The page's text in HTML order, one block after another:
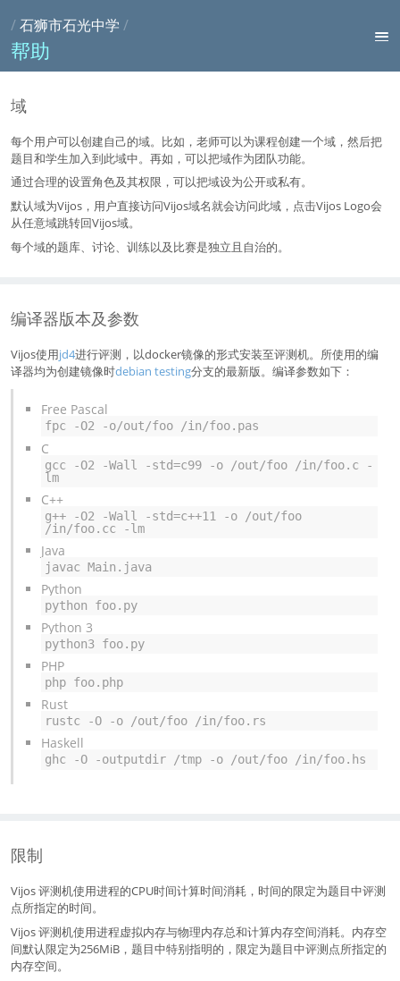
/石狮市石光中学 /
帮助
域
每个用户可以创建自己的域。比如，老师可以为课程创建一个域，然后把
题目和学生加入到此域中。再如，可以把域作为团队功能。
通过合理的设置角色及其权限，可以把域设为公开或私有。
默认域为Vijos，用户直接访问Vijos域名就会访问此域，点击Vijos Logo会
从任意域跳转回Vijos域。
每个域的题库、讨论、训练以及比赛是独立且自治的。
编译器版本及参数
Vijos使用jd4进行评测，以docker镜像的形式安装至评测机。所使用的编
译器均为创建镜像时debian testing分支的最新版。编译参数如下：
Free Pascal
fpc -O2 -o/out/foo /in/foo.pas
C
gcc -O2 -Wall -std=c99 -o /out/foo /in/foo.c -
lm
C++
g++ -O2 -Wall -std=c++11 -o /out/foo
/in/foo.cc -lm
Java
javac Main.java
Python
python foo.py
Python 3
python3 foo.py
PHP
php foo.php
Rust
rustc -O -o /out/foo /in/foo.rs
Haskell
ghc -O -outputdir /tmp -o /out/foo /in/foo.hs
限制
Vijos 评测机使用进程的CPU时间计算时间消耗，时间的限定为题目中评测
点所指定的时间。
Vijos 评测机使用进程虚拟内存与物理内存总和计算内存空间消耗。内存空
间默认限定为256MiB，题目中特别指明的，限定为题目中评测点所指定的
内存空间。